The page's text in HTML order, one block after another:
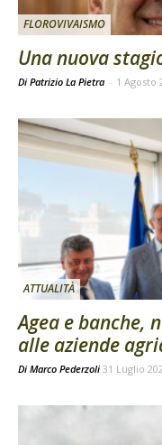
FLOROVIVAISMO
Una nuova
Di Patrizio La Pietra - 1 Agosto
ATTUALITÀ
Agea e banche,
alle aziende
Di Marco Pederzoli 31 Luglio